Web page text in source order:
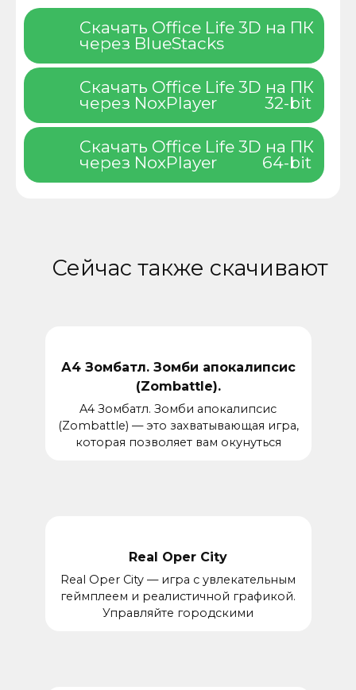
Скачать Office Life 3D на ПК
через BlueStacks
Скачать Office Life 3D на ПК
через NoxPlayer
32-bit
Скачать Office Life 3D на ПК
через NoxPlayer
64-bit
Сейчас также скачивают
А4 Зомбатл. Зомби апокалипсис
(Zombattle).
A4 Зомбатл. Зомби апокалипсис
(Zombattle) — это захватывающая игра,
которая позволяет вам окунуться
Real Oper City
Real Oper City — игра с увлекательным
геймплеем и реалистичной графикой.
Управляйте городскими